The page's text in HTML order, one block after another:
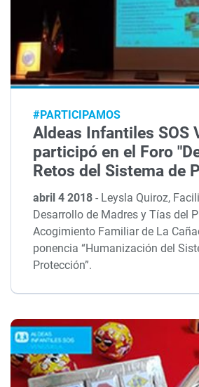
#PARTICIPAMOS
Aldeas Infantiles SOS
participó en el Foro
Retos del Sistema de
abril 4 2018- Leysla Quiroz,
Desarrollo de Madres y Tías del
Acogimiento Familiar de La
ponencia “Humanización del
Protección”.